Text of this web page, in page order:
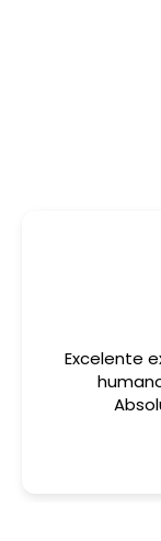
Excelente